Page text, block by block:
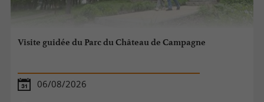
Visite guidée du Parc du Château de Campagne
06/08/2026